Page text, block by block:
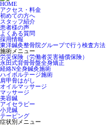
HOME
アクセス・料金
初めての方へ
スタッフ紹介
患者様の声
よくある質問
採用情報
東洋鍼灸整骨院グループで行う検査方法
施術メニュー
労災保険（労働者災害補償保険）
永田式背骨骨盤全身矯正
経絡N全身鍼灸施術
ハイボルテージ施術
肩甲骨はがし
オイルマッサージ
マッサージ
美容鍼
アイセラピー
小児鍼
テーピング
症状別メニュー